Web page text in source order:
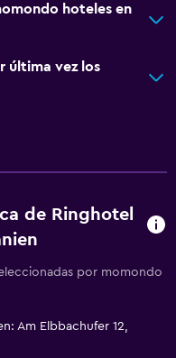
hoteles en
última vez los
de Ringhotel
por momondo
Am Elbbachufer 12,